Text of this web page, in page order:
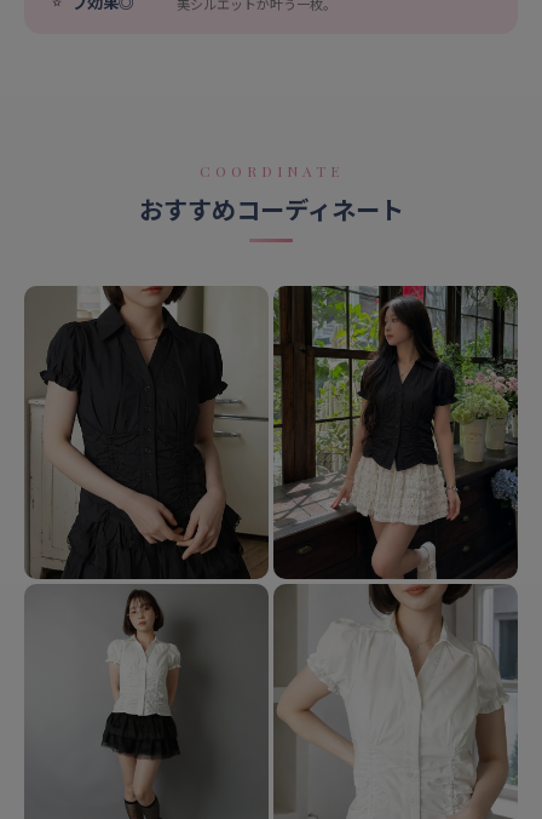
美シルエットが叶う一枚。
COORDINATE
おすすめコーディネート